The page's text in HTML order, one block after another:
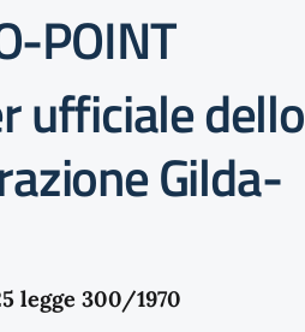
POINT
ufficiale dello
Gilda-
legge 300/1970